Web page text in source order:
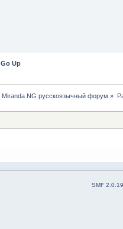
Go Up
Miranda NG русскоязычный форум »
SMF 2.0.19